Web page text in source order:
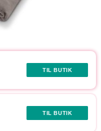
TIL BUTIK
TIL BUTIK